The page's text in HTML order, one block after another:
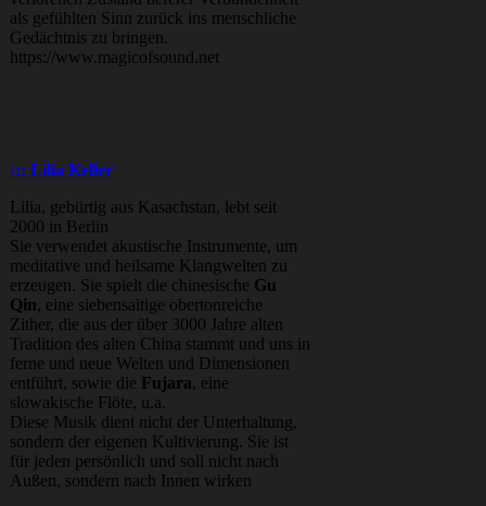
als gefühlten Sinn zurück ins menschliche
Gedächtnis zu bringen.
https://www.magicofsound.net
::: Lilia Keller
Lilia, gebürtig aus Kasachstan, lebt seit
2000 in Berlin
Sie verwendet akustische Instrumente, um
meditative und heilsame Klangwelten zu
erzeugen. Sie spielt die chinesische Gu
Qin, eine siebensaitige obertonreiche
Zither, die aus der über 3000 Jahre alten
Tradition des alten China stammt und uns in
ferne und neue Welten und Dimensionen
entführt, sowie die Fujara, eine
slowakische Flöte, u.a.
Diese Musik dient nicht der Unterhaltung,
sondern der eigenen Kultivierung. Sie ist
für jeden persönlich und soll nicht nach
Außen, sondern nach Innen wirken